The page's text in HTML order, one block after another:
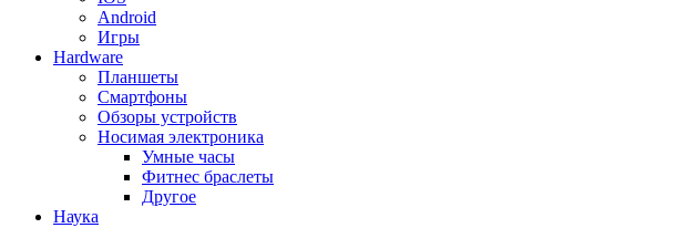
Android
Игры
Hardware
Планшеты
Смартфоны
Обзоры устройств
Носимая электроника
Умные часы
Фитнес браслеты
Другое
Наука